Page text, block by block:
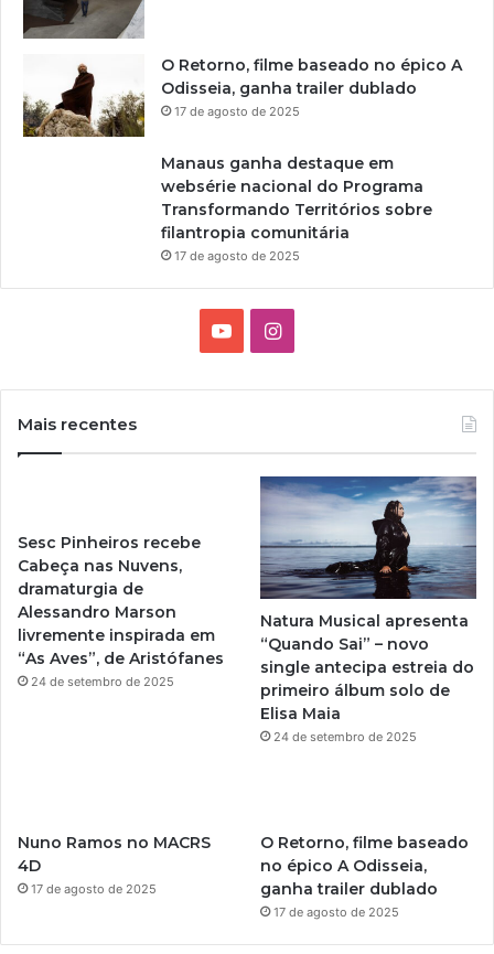
O Retorno, filme baseado no épico A
Odisseia, ganha trailer dublado
17 de agosto de 2025
Manaus ganha destaque em
websérie nacional do Programa
Transformando Territórios sobre
filantropia comunitária
17 de agosto de 2025
I
g
r
a
m
Mais recentes
Sesc Pinheiros recebe
Cabeça nas Nuvens,
dramaturgia de
Alessandro Marson
livremente inspirada em
“As Aves”, de Aristófanes
24 de setembro de 2025
Natura Musical apresenta
“Quando Sai” – novo
single antecipa estreia do
primeiro álbum solo de
Elisa Maia
24 de setembro de 2025
Nuno Ramos no MACRS
4D
17 de agosto de 2025
O Retorno, filme baseado
no épico A Odisseia,
ganha trailer dublado
17 de agosto de 2025